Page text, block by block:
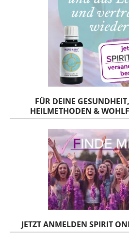
FÜR DEINE
HEILMETHODEN &
JETZT ANMELDEN SPIRIT